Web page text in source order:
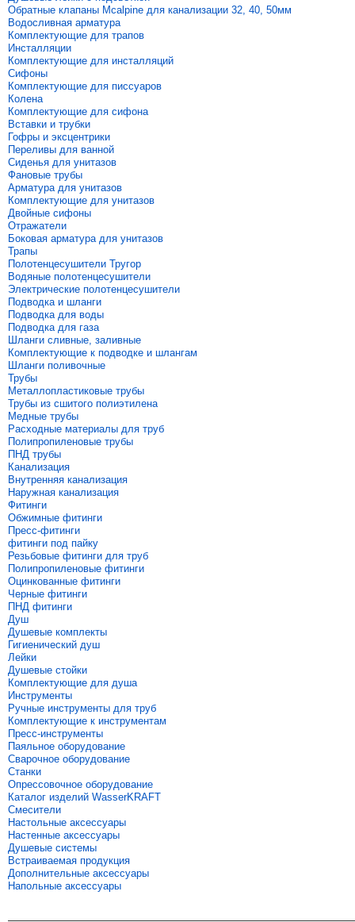
Обратные клапаны Mcalpine для канализации 32, 40, 50мм
Водосливная арматура
Комплектующие для трапов
Инсталляции
Комплектующие для инсталляций
Сифоны
Комплектующие для писсуаров
Колена
Комплектующие для сифона
Вставки и трубки
Гофры и эксцентрики
Переливы для ванной
Сиденья для унитазов
Фановые трубы
Арматура для унитазов
Комплектующие для унитазов
Двойные сифоны
Отражатели
Боковая арматура для унитазов
Трапы
Полотенцесушители Тругор
Водяные полотенцесушители
Электрические полотенцесушители
Подводка и шланги
Подводка для воды
Подводка для газа
Шланги сливные, заливные
Комплектующие к подводке и шлангам
Шланги поливочные
Трубы
Металлопластиковые трубы
Трубы из сшитого полиэтилена
Медные трубы
Расходные материалы для труб
Полипропиленовые трубы
ПНД трубы
Канализация
Внутренняя канализация
Наружная канализация
Фитинги
Обжимные фитинги
Пресс-фитинги
фитинги под пайку
Резьбовые фитинги для труб
Полипропиленовые фитинги
Оцинкованные фитинги
Черные фитинги
ПНД фитинги
Душ
Душевые комплекты
Гигиенический душ
Лейки
Душевые стойки
Комплектующие для душа
Инструменты
Ручные инструменты для труб
Комплектующие к инструментам
Пресс-инструменты
Паяльное оборудование
Сварочное оборудование
Станки
Опрессовочное оборудование
Каталог изделий WasserKRAFT
Смесители
Настольные аксессуары
Настенные аксессуары
Душевые системы
Встраиваемая продукция
Дополнительные аксессуары
Напольные аксессуары